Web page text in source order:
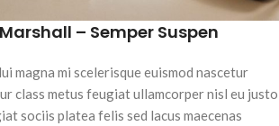
– Semper Suspen
magna mi scelerisque euismod nascetur
class metus feugiat ullamcorper nisl eu justo
sociis platea felis sed lacus maecenas